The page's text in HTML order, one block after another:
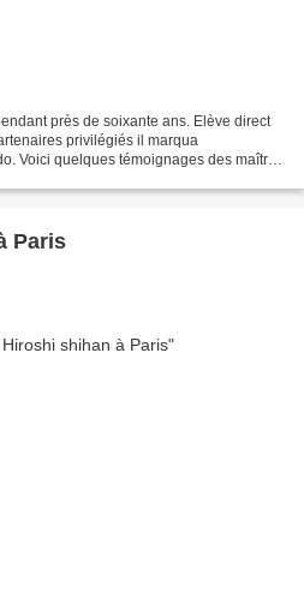
près de soixante ans. Elève direct
privilégiés il marqua
Voici quelques témoignages des maîtres
Paris